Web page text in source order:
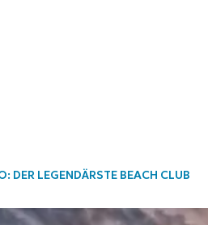
DER LEGENDÄRSTE BEACH CLUB